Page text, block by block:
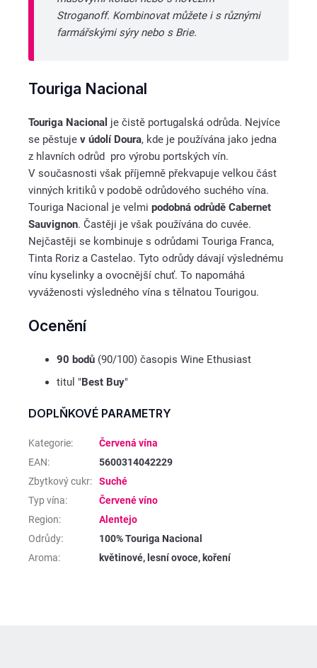
Stroganoff. Kombinovat můžete i s různými
farmářskými sýry nebo s Brie.
Touriga Nacional
Touriga Nacional je čistě portugalská odrůda. Nejvíce
se pěstuje v údolí Doura, kde je používána jako jedna
z hlavních odrůd pro výrobu portských vín.
V současnosti však příjemně překvapuje velkou část
vinných kritiků v podobě odrůdového suchého vína.
Touriga Nacional je velmi podobná odrůdě Cabernet
Sauvignon. Častěji je však používána do cuvée.
Nejčastěji se kombinuje s odrůdami Touriga Franca,
Tinta Roriz a Castelao. Tyto odrůdy dávají výslednému
vínu kyselinky a ovocnější chuť. To napomáhá
vyváženosti výsledného vína s tělnatou Tourigou.
Ocenění
90 bodů (90/100) časopis Wine Ethusiast
titul " Best Buy"
DOPLŇKOVÉ PARAMETRY
Kategorie:
Červená vína
EAN:
5600314042229
Zbytkový cukr:
Suché
Typ vína:
Červené víno
Region:
Alentejo
Odrůdy:
100% Touriga Nacional
Aroma: květinové, lesní ovoce, koření